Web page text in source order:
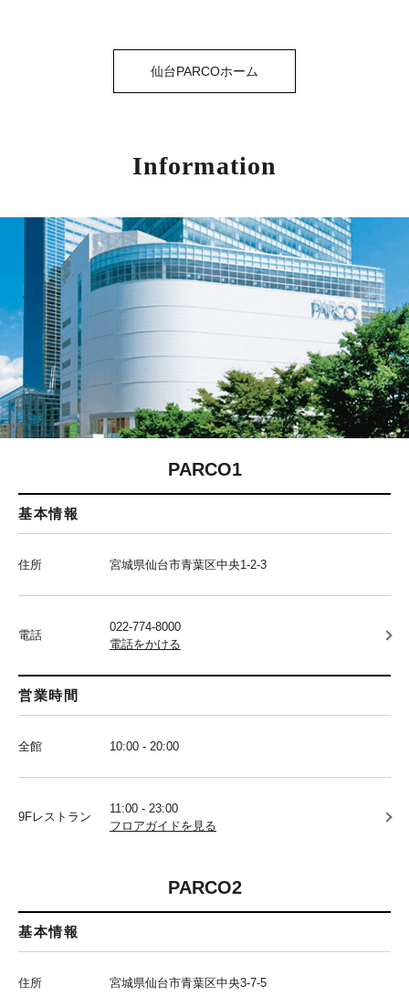
仙台PARCOホーム
Information
PARCO1
基本情報
住所 宮城県仙台市青葉区中央1-2-3
電話
022-774-8000
電話をかける
営業時間
全館 10:00 - 20:00
9Fレストラン
11:00 - 23:00
フロアガイドを見る
PARCO2
基本情報
住所 宮城県仙台市青葉区中央3-7-5